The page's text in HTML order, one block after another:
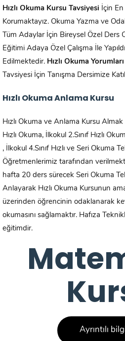
Hızlı Okuma Kursu Tavsiyesi İçin En
Korumaktayız. Okuma Yazma ve
Tüm Adaylar İçin Bireysel Özel Ders
Eğitimi Adaya Özel Çalışma İle
Edilmektedir. Hızlı Okuma Yorumları
Tavsiyesi İçin Tanışma Dersimize
Hızlı Okuma Anlama Kursu
Hızlı Okuma ve Anlama Kursu
Hızlı Okuma, İlkokul 2.Sınıf Hızlı
, İlkokul 4.Sınıf Hızlı ve Seri Okuma
Öğretmenlerimiz tarafından
hafta 20 ders sürecek Seri Okuma
Anlayarak Hızlı Okuma Kursunun
üzerinden öğrencinin odaklanarak
okumasını sağlamaktır. Hafıza
eğitimdir.
Ayrıntılı